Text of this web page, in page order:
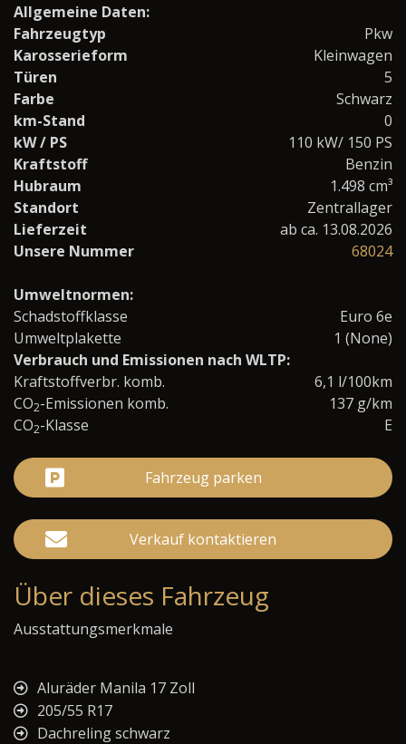
Allgemeine Daten:
Fahrzeugtyp
Pkw
Karosserieform
Kleinwagen
Türen
5
Farbe
Schwarz
km-Stand
0
kW / PS
110 kW/ 150 PS
Kraftstoff
Benzin
Hubraum
1.498 cm³
Standort
Zentrallager
Lieferzeit
ab ca. 13.08.2026
Unsere Nummer
68024
Umweltnormen:
Schadstoffklasse
Euro 6e
Umweltplakette
1 (None)
Verbrauch und Emissionen nach WLTP:
Kraftstoffverbr. komb.
6,1 l/100km
CO2-Emissionen komb.
137 g/km
CO2-Klasse E
Fahrzeug parken
Verkauf kontaktieren
Über dieses Fahrzeug
Ausstattungsmerkmale
Aluräder Manila 17 Zoll
205/55 R17
Dachreling schwarz